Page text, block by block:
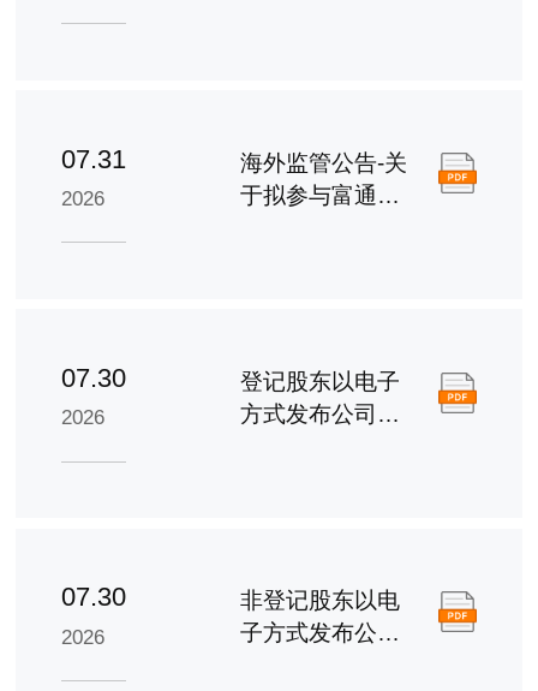
07.31
2026
海外监管公告-关
于拟参与富通集
07.30
2026
登记股东以电子
方式发布公司通
07.30
2026
非登记股东以电
子方式发布公司